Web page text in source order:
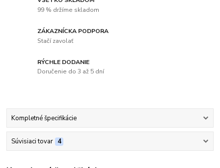
99 % držíme skladom
ZÁKAZNÍCKA PODPORA
Stačí zavolať
RÝCHLE DODANIE
Doručenie do 3 až 5 dní
Kompletné špecifikácie
Súvisiaci tovar 4